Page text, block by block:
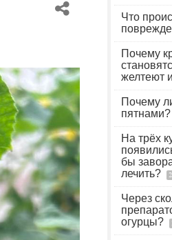
Что
Почему
желтеют
Почему
пятнами?
На трёх
бы
лечить?
2
Через
огурцы?